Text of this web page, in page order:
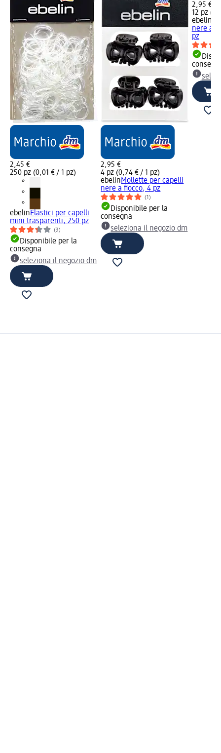
2,45 €
250 pz (0,01 € / 1 pz)
ebelinElastici per capelli
mini trasparenti, 250 pz
(3)
Disponibile per la
consegna
seleziona il negozio dm
2,95 €
4 pz (0,74 € / 1 pz)
ebelinMollette per capelli
nere a fiocco, 4 pz
(1)
Disponibile per la
consegna
seleziona il negozio dm
2,95 €
12 pz
ebelin
nere
pz